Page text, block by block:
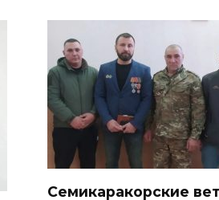
Семикаракорские